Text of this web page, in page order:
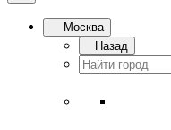
Москва
Назад